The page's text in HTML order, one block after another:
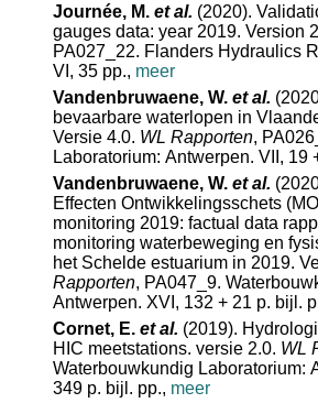
Journée, M. et al. (2020).
gauges data: year 2019. Version
PA027_22. Flanders Hydraulics
VI, 35 pp., meer
Vandenbruwaene, W. et al.
bevaarbare waterlopen in
Versie 4.0. WL Rapporten,
Laboratorium: Antwerpen. VII, 19
Vandenbruwaene, W. et al.
Effecten Ontwikkelingsschets
monitoring 2019: factual data
monitoring waterbeweging en
het Schelde estuarium in 2019.
Rapporten, PA047_9.
Antwerpen. XVI, 132 + 21 p. bijl.
Cornet, E. et al. (2019).
HIC meetstations. versie 2.0. WL
Waterbouwkundig Laboratorium:
349 p. bijl. pp., meer